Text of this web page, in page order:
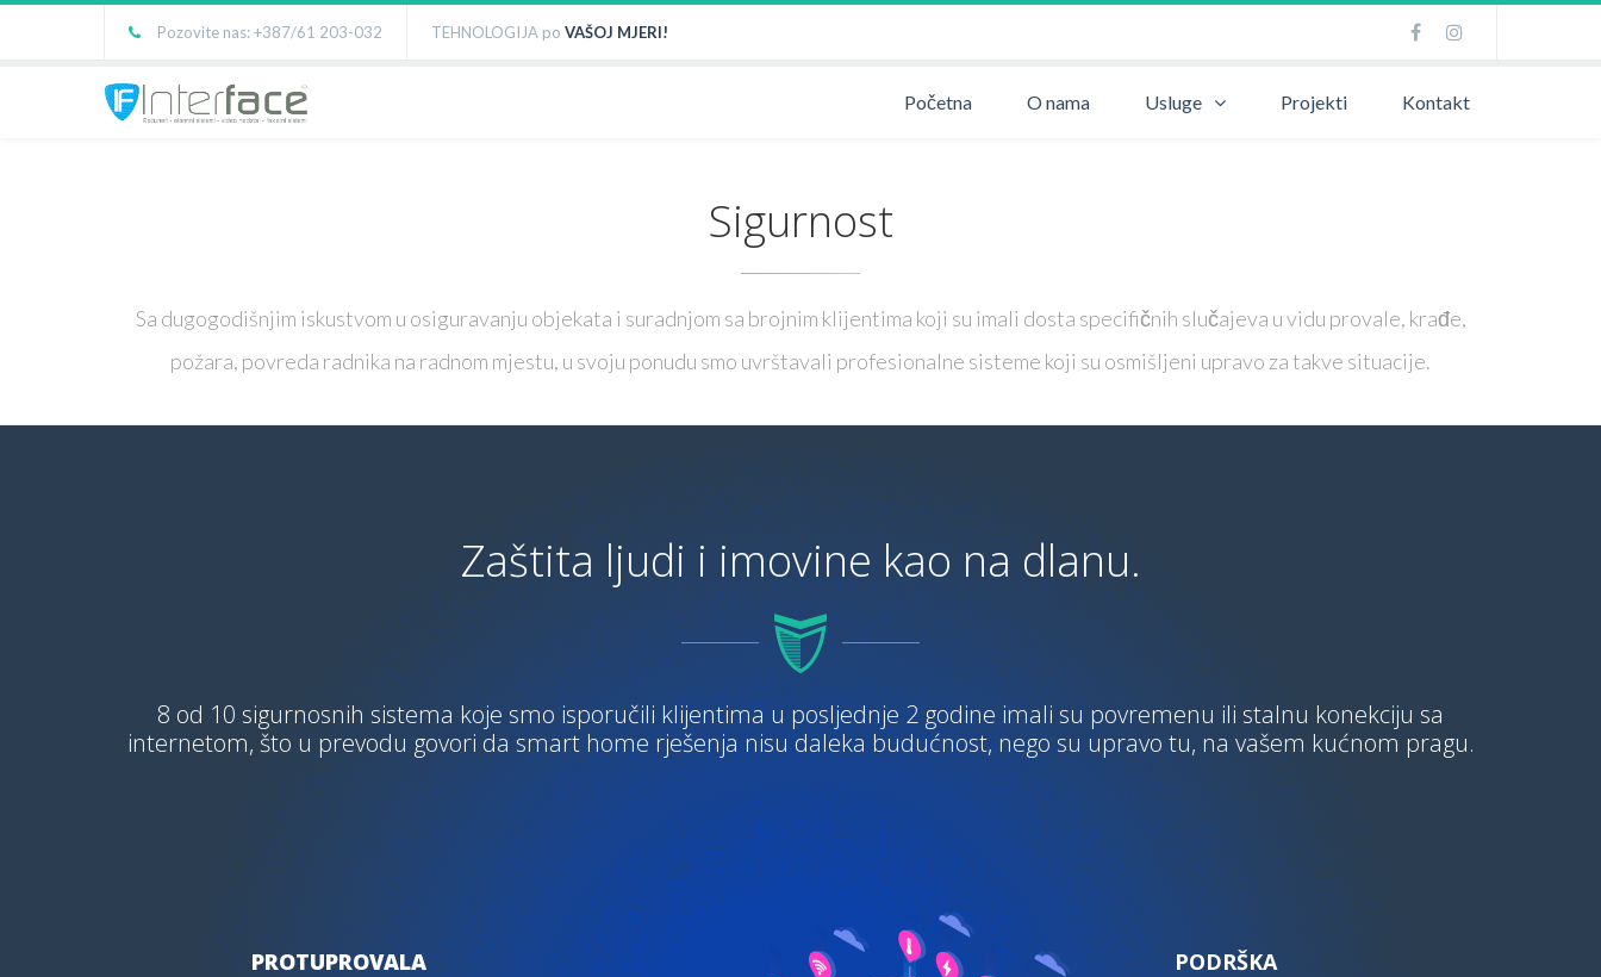
Pozovite nas: +387/61 203-032 TEHNOLOGIJA po VAŠOJ MJERI!
Početna O nama Usluge Projekti Kontakt
Sigurnost
Sa dugogodišnjim iskustvom u osiguravanju objekata i suradnjom sa brojnim klijentima koji su imali dosta specifičnih slučajeva u vidu provale, krađe,
požara, povreda radnika na radnom mjestu, u svoju ponudu smo uvrštavali profesionalne sisteme koji su osmišljeni upravo za takve situacije.
Zaštita ljudi i imovine kao na dlanu.
8 od 10 sigurnosnih sistema koje smo isporučili klijentima u posljednje 2 godine imali su povremenu ili stalnu konekciju sa
internetom, što u prevodu govori da smart home rješenja nisu daleka budućnost, nego su upravo tu, na vašem kućnom pragu.
PROTUPROVALA PODRŠKA